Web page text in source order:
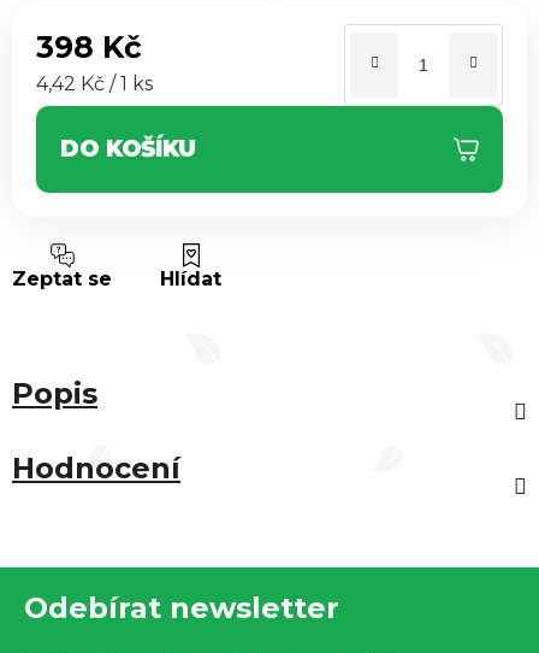
398 Kč
Měrná cena:
4,42 Kč / 1 ks
DO KOŠÍKU
Zeptat se Hlídat
Popis
Hodnocení
Odebírat newsletter